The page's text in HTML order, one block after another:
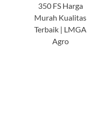
350 FS Harga
Murah Kualitas
Terbaik | LMGA
Agro